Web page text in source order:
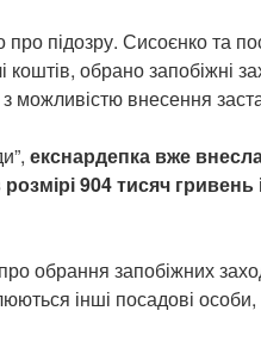
підозру. Сисоєнко та
обрано запобіжні
можливістю внесення
екснардепка вже
904 тисяч
обрання запобіжних
інші посадові особи,